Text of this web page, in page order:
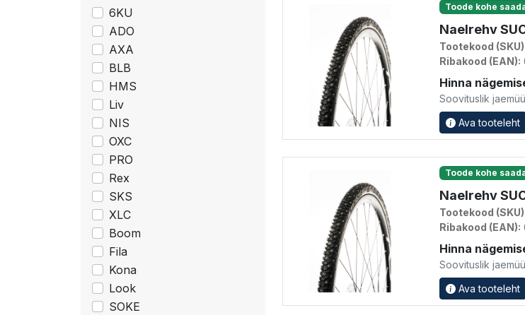
6KU
ADO
AXA
BLB
HMS
Liv
NIS
OXC
PRO
Rex
SKS
XLC
Boom
Fila
Kona
Look
SOKE
Toode kohe
Naelrehv
Tootekood
Ribakood (EAN):
Hinna
Soovituslik
Ava tooteleht
Toode kohe
Naelrehv
Tootekood
Ribakood (EAN):
Hinna
Soovituslik
Ava tooteleht